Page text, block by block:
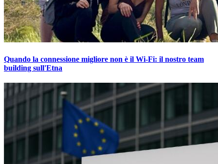
Quando la connessione migliore non è il Wi-Fi: il nostro team
building sull'Etna